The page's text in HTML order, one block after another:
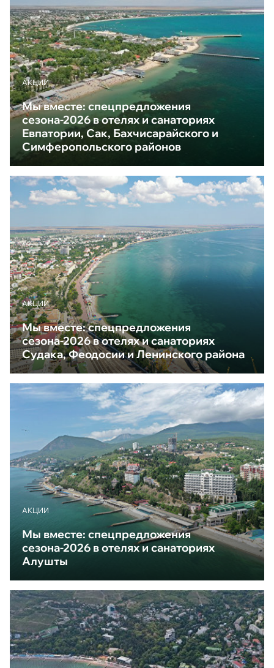
АКЦИИ
Мы вместе: спецпредложения
сезона-2026 в отелях и санаториях
Евпатории, Сак, Бахчисарайского и
Симферопольского районов
АКЦИИ
Мы вместе: спецпредложения
сезона-2026 в отелях и санаториях
Судака, Феодосии и Ленинского района
АКЦИИ
Мы вместе: спецпредложения
сезона-2026 в отелях и санаториях
Алушты